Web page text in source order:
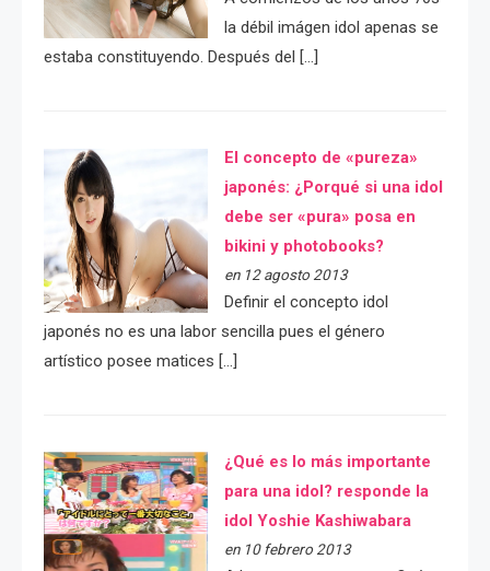
la débil imágen idol apenas se
estaba constituyendo. Después del […]
El concepto de «pureza»
japonés: ¿Porqué si una idol
debe ser «pura» posa en
bikini y photobooks?
en 12 agosto 2013
Definir el concepto idol
japonés no es una labor sencilla pues el género
artístico posee matices […]
¿Qué es lo más importante
para una idol? responde la
idol Yoshie Kashiwabara
en 10 febrero 2013